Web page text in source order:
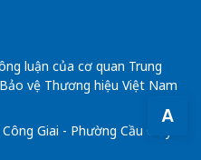
A
luận của cơ quan Trung
vệ Thương hiệu Việt Nam
Giai - Phường Cầu Giấy -